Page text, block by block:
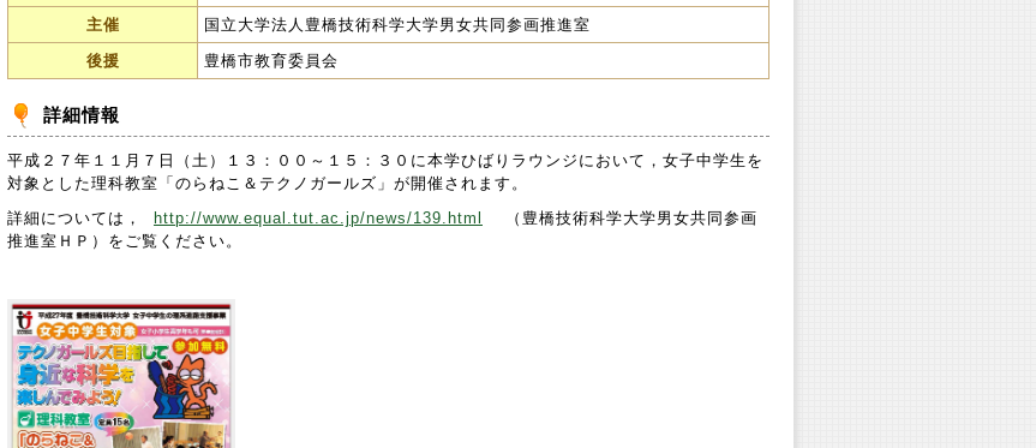
主催
国立大学法人豊橋技術科学大学男女共同参画推進室
後援
豊橋市教育委員会
詳細情報
平成２７年１１月７日（土）１３：００～１５：３０に本学ひばりラウンジにおいて，女子中学生を
対象とした理科教室「のらねこ＆テクノガールズ」が開催されます。
詳細については，
http://www.equal.tut.ac.jp/news/139.html
（豊橋技術科学大学男女共同参画
推進室ＨＰ）をご覧ください。